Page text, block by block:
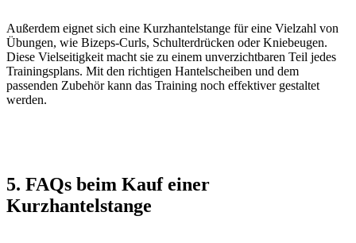
Außerdem eignet sich eine Kurzhantelstange für eine Vielzahl von
Übungen, wie Bizeps-Curls, Schulterdrücken oder Kniebeugen.
Diese Vielseitigkeit macht sie zu einem unverzichtbaren Teil jedes
Trainingsplans. Mit den richtigen Hantelscheiben und dem
passenden Zubehör kann das Training noch effektiver gestaltet
werden.
5. FAQs beim Kauf einer
Kurzhantelstange